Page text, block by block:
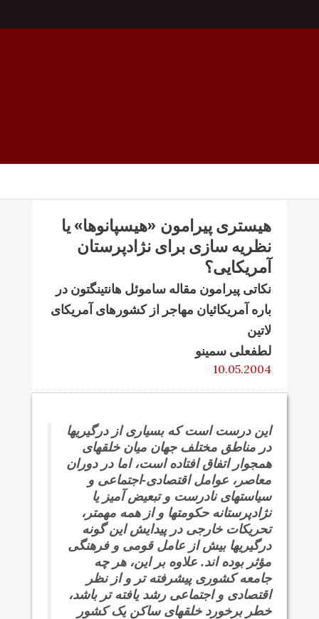
هیستری پیرامون «هیسپانوها» یا
نظریه سازی برای نژادپرستان
آمریکایی؟
نکاتی پیرامون مقاله ساموئل هانتینگتون در
باره آمریکائیان مهاجر از کشورهای آمریکای
لاتین
لطفعلی سمینو
10.05.2004
این درست است که بسیاری از درگیریها
در مناطق مختلف جهان میان خلقهای
همجوار اتفاق افتاده است، اما در دوران
معاصر، عوامل اقتصادی-اجتماعی و
سیاستهای نادرست و تبعیض آمیز یا
نژادپرستانه حکومتها و از همه مهمتر،
تحریکات خارجی در پیدایش این گونه
درگیریها بیش از عامل قومی و فرهنگی
مؤثر بوده اند. علاوه بر این، هر چه
جامعه کشوری پیشرفته تر و از نظر
اقتصادی و اجتماعی رشد یافته تر باشد،
خطر برخورد خلقهای ساکن یک کشور